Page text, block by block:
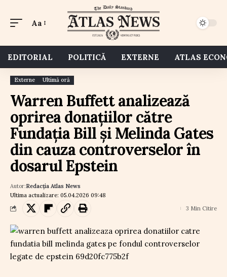
Aa
EDITORIAL POLITICĂ EXTERNE ATLAS
Externe Ultimă oră
Warren Buffett analizează
oprirea donațiilor către
Fundația Bill și Melinda Gates
din cauza controverselor în
dosarul Epstein
Ultima actualizare: 05.04.2026 09:48
Autor:Redacția Atlas News
3 Min Citire